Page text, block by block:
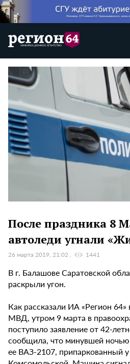
После праздника 8
автоледи угнали
26 марта 2019, 21:02 1441
В г. Балашове Саратовской
раскрыли угон.
Как рассказали ИА «Регион
МВД, утром 9 марта в
поступило заявление от 42-
сообщила, что минувшей
ее ВАЗ-2107, припаркованный